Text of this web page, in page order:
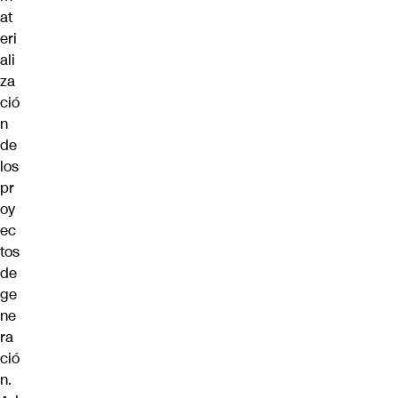
at
eri
ali
za
ció
n
de
los
pr
oy
ec
tos
de
ge
ne
ra
ció
n.